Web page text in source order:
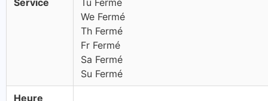
Service
Tu Fermé
We Fermé
Th Fermé
Fr Fermé
Sa Fermé
Su Fermé
Heure